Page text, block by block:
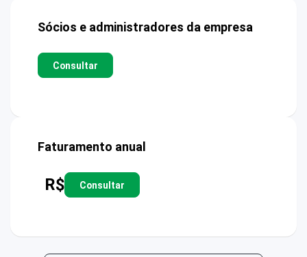
Sócios e administradores da empresa
Consultar
Faturamento anual
R$ Consultar